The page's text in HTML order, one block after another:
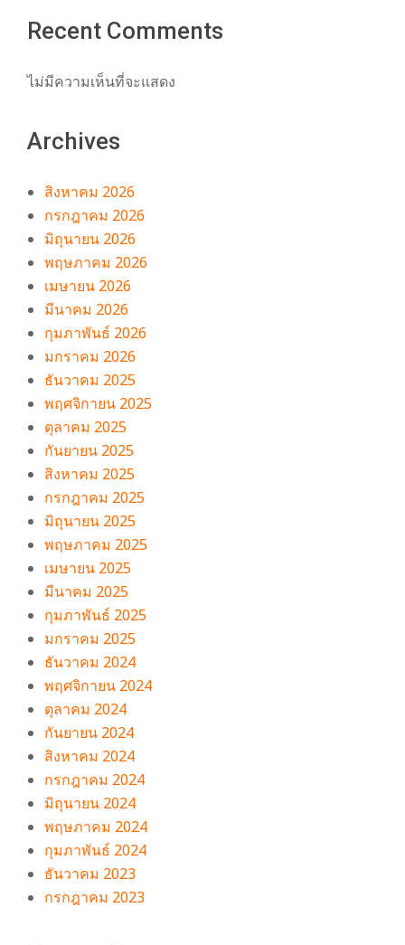
Recent Comments
ไม่มีความเห็นที่จะแสดง
Archives
สิงหาคม 2026
กรกฎาคม 2026
มิถุนายน 2026
พฤษภาคม 2026
เมษายน 2026
มีนาคม 2026
กุมภาพันธ์ 2026
มกราคม 2026
ธันวาคม 2025
พฤศจิกายน 2025
ตุลาคม 2025
กันยายน 2025
สิงหาคม 2025
กรกฎาคม 2025
มิถุนายน 2025
พฤษภาคม 2025
เมษายน 2025
มีนาคม 2025
กุมภาพันธ์ 2025
มกราคม 2025
ธันวาคม 2024
พฤศจิกายน 2024
ตุลาคม 2024
กันยายน 2024
สิงหาคม 2024
กรกฎาคม 2024
มิถุนายน 2024
พฤษภาคม 2024
กุมภาพันธ์ 2024
ธันวาคม 2023
กรกฎาคม 2023